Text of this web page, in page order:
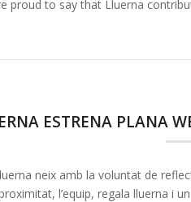
proud to say that Lluerna
ESTRENA PLANA
neix amb la voluntat de
l’equip, regala lluerna i